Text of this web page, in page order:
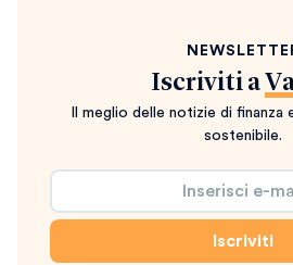
Iscriviti a
Il meglio delle notizie di
sostenibile.